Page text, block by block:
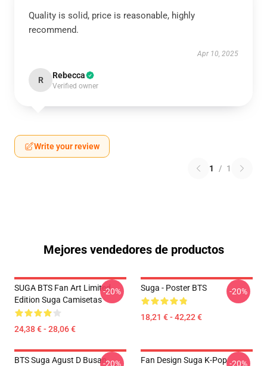
Quality is solid, price is reasonable, highly
recommend.
Apr 10, 2025
R Rebecca
Verified owner
Write your review
1 / 1
Mejores vendedores de productos
SUGA BTS Fan Art Limited
Edition Suga Camisetas
24,38 € - 28,06 €
-20% Suga - Poster BTS
18,21 € - 42,22 €
-20%
BTS Suga Agust D Busan-20%
Fan Design Suga K-Pop -20%